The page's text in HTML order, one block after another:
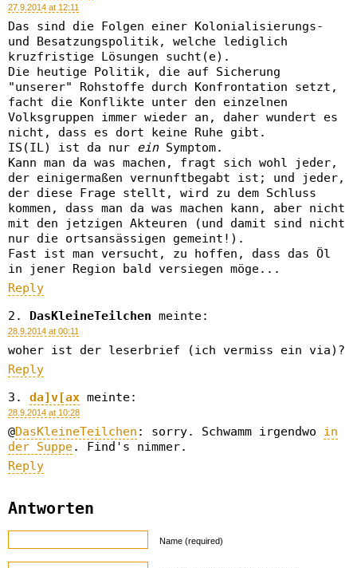
27.9.2014 at 12:11
Das sind die Folgen einer Kolonialisierungs-
und Besatzungspolitik, welche lediglich
kruzfristige Lösungen sucht(e).
Die heutige Politik, die auf Sicherung
"unserer" Rohstoffe durch Konfrontation setzt,
facht die Konflikte unter den einzelnen
Volksgruppen immer wieder an, daher wundert es
nicht, dass es dort keine Ruhe gibt.
IS(IL) ist da nur einSymptom.
Kann man da was machen, fragt sich wohl jeder,
der einigermaßen vernunftbegabt ist; und jeder,
der diese Frage stellt, wird zu dem Schluss
kommen, dass man da was machen kann, aber nicht
mit den jetzigen Akteuren (und damit sind nicht
nur die ortsansässigen gemeint!).
Fast ist man versucht, zu hoffen, dass das Öl
in jener Region bald versiegen möge...
Reply
DasKleineTeilchen meinte:
28.9.2014 at 00:11
woher ist der leserbrief (ich vermiss ein via)?
Reply
da]v[ax meinte:
28.9.2014 at 10:28
@DasKleineTeilchen : sorry. Schwamm irgendwo in
der Suppe. Find's nimmer.
Reply
Antworten
Name (required)